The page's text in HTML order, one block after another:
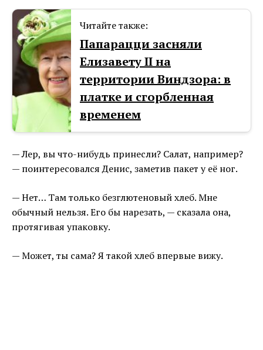
Читайте также:
Папарацци засняли
Елизавету II на
территории Виндзора: в
платке и сгорбленная
временем
— Лер, вы что-нибудь принесли? Салат, например?
— поинтересовался Денис, заметив пакет у её ног.
— Нет… Там только безглютеновый хлеб. Мне
обычный нельзя. Его бы нарезать, — сказала она,
протягивая упаковку.
— Может, ты сама? Я такой хлеб впервые вижу.